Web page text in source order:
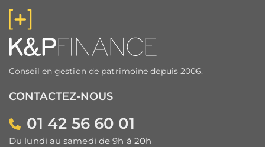
Conseil en gestion de patrimoine depuis 2006.
CONTACTEZ-NOUS
01 42 56 60 01
Du lundi au samedi de 9h à 20h